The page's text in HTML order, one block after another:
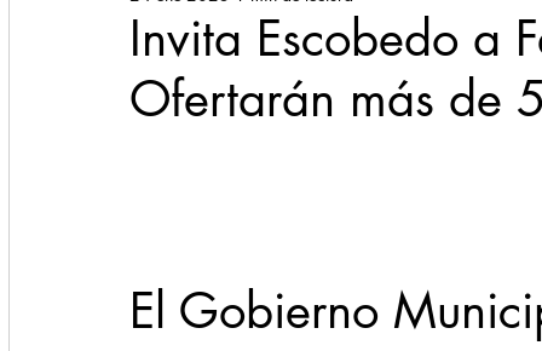
Espectaculos Clima Principal Salud
Seguridad 1 enero
Invita Escobedo a
Ofertarán más de
El Gobierno